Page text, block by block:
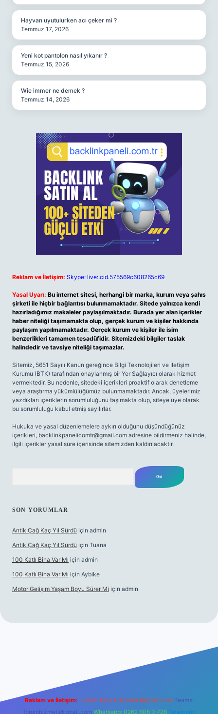
Hayvan uyutulurken acı çeker mi ?
Temmuz 17, 2026
Yeni kot pantolon nasıl yıkanır ?
Temmuz 15, 2026
Wie immer ne demek ?
Temmuz 14, 2026
Reklam ve İletişim: Skype: live:.cid.575569c608265c69
Yasal Uyarı: Bu internet sitesi, herhangi bir marka, kurum veya şahıs
şirketi ile hiçbir bağlantısı bulunmamaktadır. Sitede yalnızca kendi
hazırladığımız makaleler paylaşılmaktadır. Burada yer alan içerikler
haber niteliği taşımamakta olup, gerçek kurum ve kişiler hakkında
paylaşım yapılmamaktadır. Gerçek kurum ve kişiler ile isim
benzerlikleri tamamen tesadüfidir. Sitemizdeki bilgiler taslak
halindedir ve tavsiye niteliği taşımazlar.
Sitemiz, 5651 Sayılı Kanun gereğince Bilgi Teknolojileri ve İletişim
Kurumu (BTK) tarafından onaylanmış bir Yer Sağlayıcı olarak hizmet
vermektedir. Bu nedenle, sitedeki içerikleri proaktif olarak denetleme
veya araştırma yükümlülüğümüz bulunmamaktadır. Ancak, üyelerimiz
yazdıkları içeriklerin sorumluluğunu taşımakta olup, siteye üye olarak
bu sorumluluğu kabul etmiş sayılırlar.
Hukuka ve yasal düzenlemelere aykırı olduğunu düşündüğünüz
içerikleri, backlinkpanelicomtr@gmail.com adresine bildirmeniz halinde,
ilgili içerikler yasal süre içerisinde sitemizden kaldırılacaktır.
SON YORUMLAR
Antik Çağ Kaç Yıl Sürdü için admin
Antik Çağ Kaç Yıl Sürdü için Tuana
100 Katlı Bina Var Mı için admin
100 Katlı Bina Var Mı için Aybike
Motor Gelişim Yaşam Boyu Sürer Mi için admin
Reklam ve İletişim: E-mail: backlinkpaneli@gmail.com Teams:
forumhizmeti@gmail.com Whatsapp: 0262 606 0 726 Telegram: